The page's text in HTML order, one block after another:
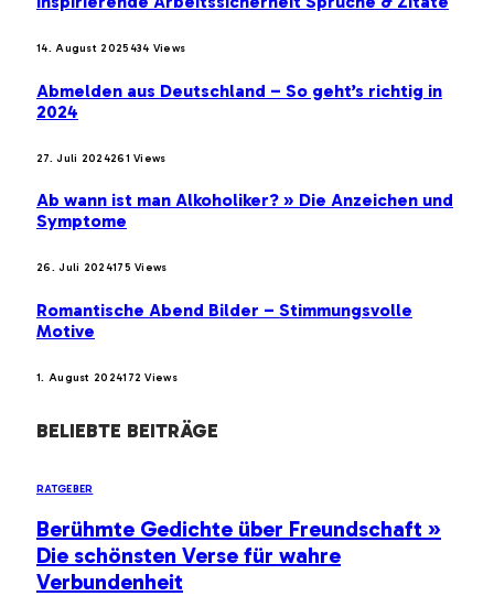
14. August 2025434 Views
Abmelden aus Deutschland – So geht’s richtig in
2024
27. Juli 2024261Views
Ab wann ist man Alkoholiker? » Die Anzeichen und
Symptome
26. Juli 2024175Views
Romantische Abend Bilder – Stimmungsvolle
Motive
1. August 2024172Views
BELIEBTE BEITRÄGE
RATGEBER
Berühmte Gedichte über Freundschaft »
Die schönsten Verse für wahre
Verbundenheit